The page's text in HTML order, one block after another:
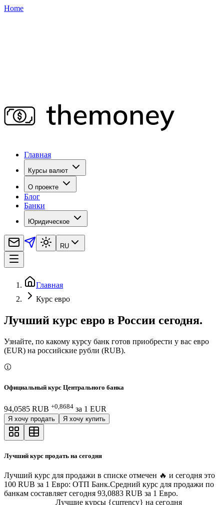
Home
Главная
Курсы валют
О проекте
Блог
Банки
Юридическое
RU
Главная
Курс евро
Лучший курс евро в России сегодня.
Узнайте, по какому курсу банк готов приобрести у вас евро
(EUR) на российские рубли (RUB).
Официальный курс Центрального банка
94,0585 RUB +0,8684 за 1 EUR
Я хочу продать Я хочу купить
Лучший курс продать на сегодня
Лучший курс для продажи в списке отмечен 🔥 и сегодня это
100 RUB за 1 Евро: ОТП Банк.Средний курс для продажи по
банкам составляет сегодня 93,0883 RUB за 1 Евро.
Лучшие курсы {currency} на сегодня